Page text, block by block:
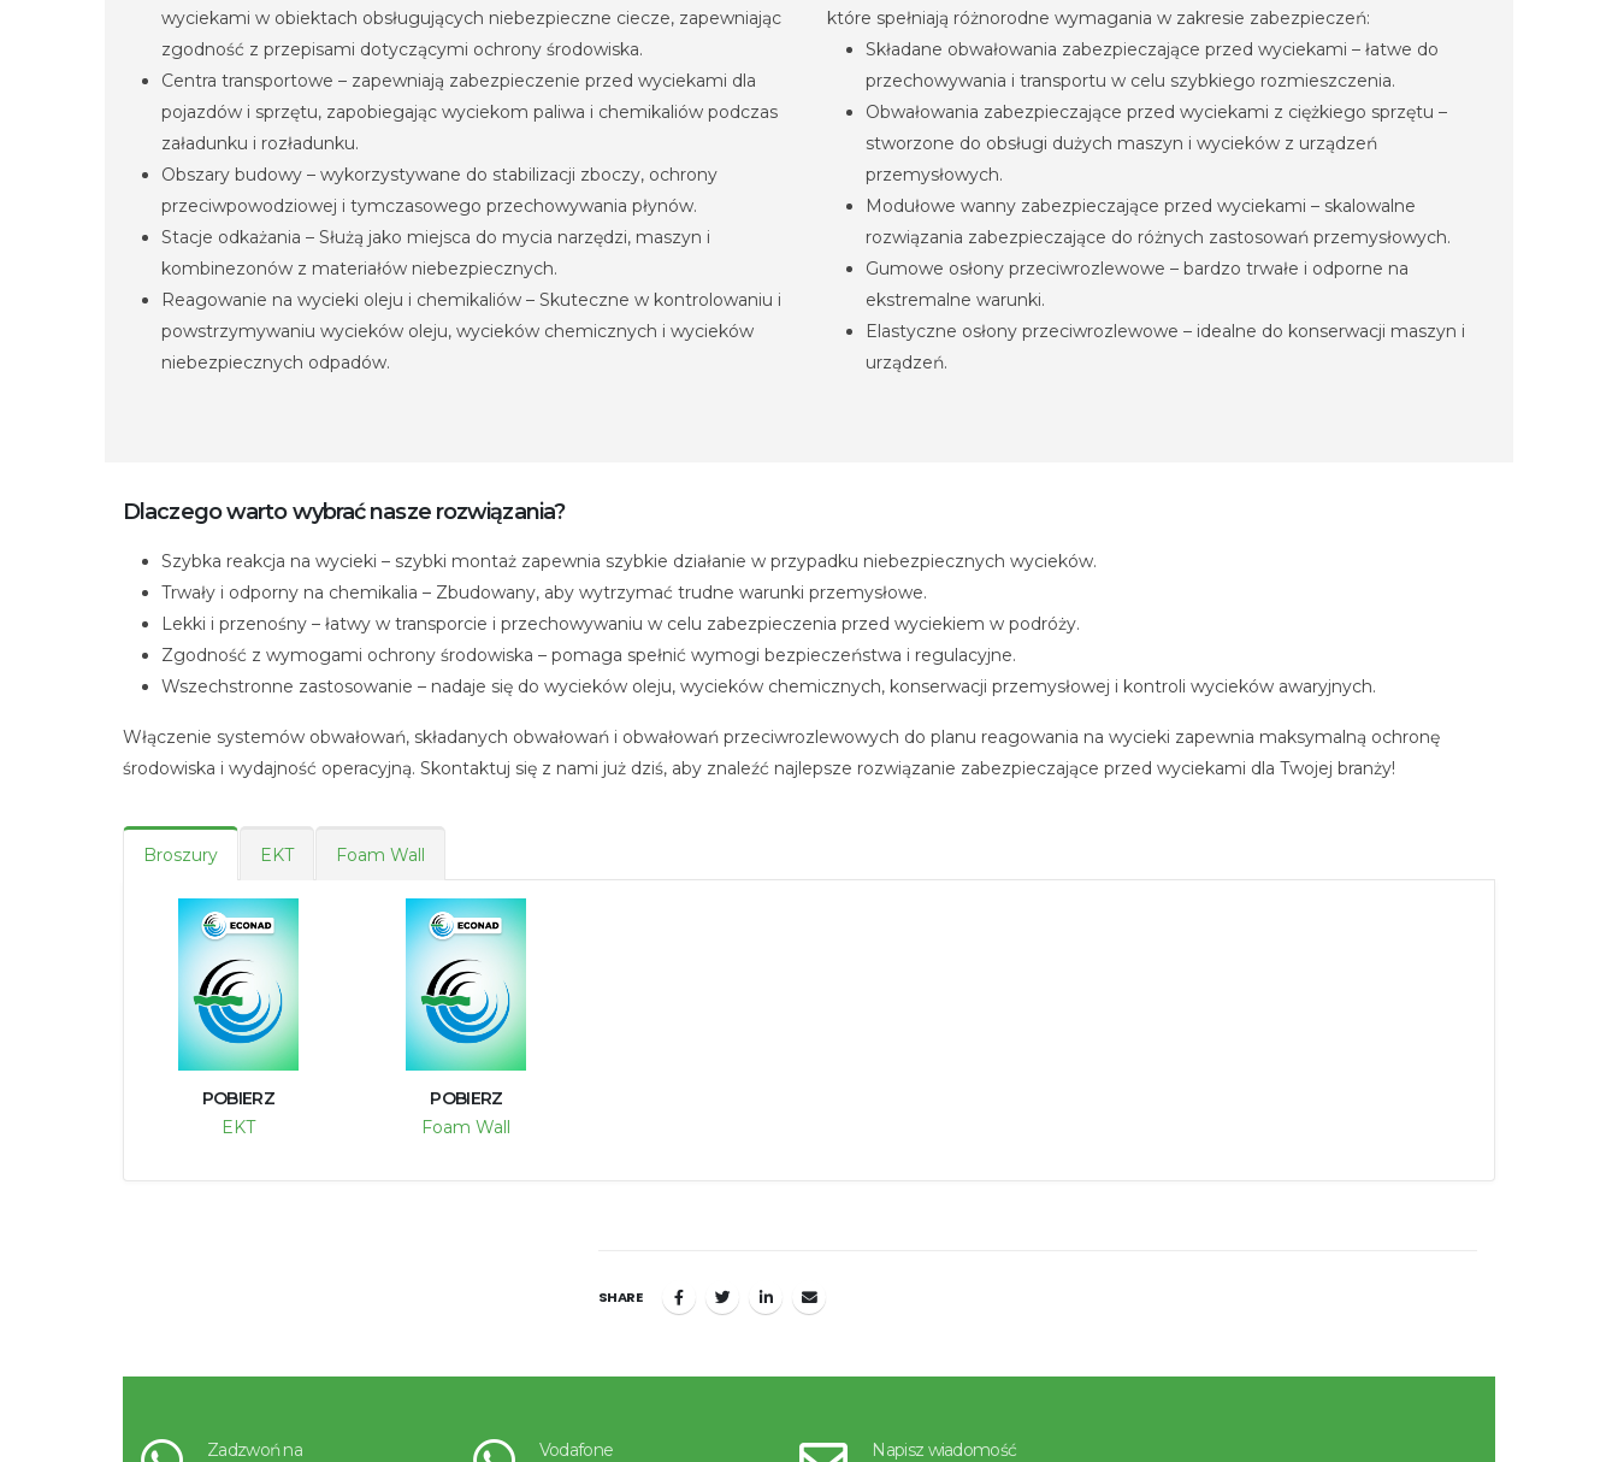
wyciekami w obiektach obsługujących niebezpieczne ciecze, zapewniając
zgodność z przepisami dotyczącymi ochrony środowiska.
Centra transportowe – zapewniają zabezpieczenie przed wyciekami dla
pojazdów i sprzętu, zapobiegając wyciekom paliwa i chemikaliów podczas
załadunku i rozładunku.
Obszary budowy – wykorzystywane do stabilizacji zboczy, ochrony
przeciwpowodziowej i tymczasowego przechowywania płynów.
Stacje odkażania – Służą jako miejsca do mycia narzędzi, maszyn i
kombinezonów z materiałów niebezpiecznych.
Reagowanie na wycieki oleju i chemikaliów – Skuteczne w kontrolowaniu i
powstrzymywaniu wycieków oleju, wycieków chemicznych i wycieków
niebezpiecznych odpadów.
które spełniają różnorodne wymagania w zakresie zabezpieczeń:
Składane obwałowania zabezpieczające przed wyciekami – łatwe do
przechowywania i transportu w celu szybkiego rozmieszczenia.
Obwałowania zabezpieczające przed wyciekami z ciężkiego sprzętu –
stworzone do obsługi dużych maszyn i wycieków z urządzeń
przemysłowych.
Modułowe wanny zabezpieczające przed wyciekami – skalowalne
rozwiązania zabezpieczające do różnych zastosowań przemysłowych.
Gumowe osłony przeciwrozlewowe – bardzo trwałe i odporne na
ekstremalne warunki.
Elastyczne osłony przeciwrozlewowe – idealne do konserwacji maszyn i
urządzeń.
Dlaczego warto wybrać nasze rozwiązania?
Szybka reakcja na wycieki – szybki montaż zapewnia szybkie działanie w przypadku niebezpiecznych wycieków.
Trwały i odporny na chemikalia – Zbudowany, aby wytrzymać trudne warunki przemysłowe.
Lekki i przenośny – łatwy w transporcie i przechowywaniu w celu zabezpieczenia przed wyciekiem w podróży.
Zgodność z wymogami ochrony środowiska – pomaga spełnić wymogi bezpieczeństwa i regulacyjne.
Wszechstronne zastosowanie – nadaje się do wycieków oleju, wycieków chemicznych, konserwacji przemysłowej i kontroli wycieków awaryjnych.
Włączenie systemów obwałowań, składanych obwałowań i obwałowań przeciwrozlewowych do planu reagowania na wycieki zapewnia maksymalną ochronę
środowiska i wydajność operacyjną. Skontaktuj się z nami już dziś, aby znaleźć najlepsze rozwiązanie zabezpieczające przed wyciekami dla Twojej branży!
Broszury EKT Foam Wall
POBIERZ
EKT
POBIERZ
Foam Wall
SHARE
Zadzwoń na Vodafone Napisz wiadomość